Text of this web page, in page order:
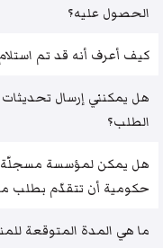
الحصول عليه؟
كيف أعرف أنه قد تم
هل يمكنني إرسال
الطلب؟
هل يمكن لمؤسسة مسجلّة
حكومية أن تتقدّم بطلب
ما هي المدة المتوقعة